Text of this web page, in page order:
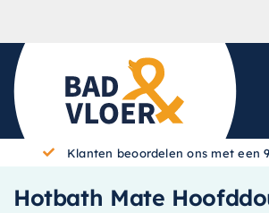
Klanten beoordelen ons met een
Hotbath Mate